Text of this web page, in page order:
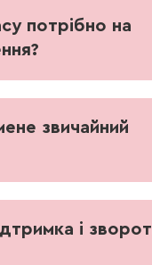
потрібно на
звичайний
і